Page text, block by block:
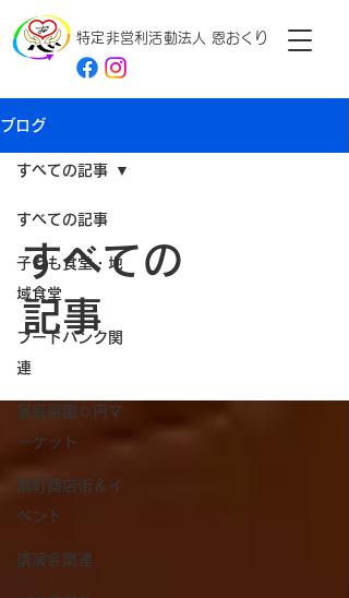
特定非営利活動法人 恩おくり
ブログ
すべての記事
子ども食堂・地
域食堂
フードバンク関
連
家庭菜園０円マ
ーケット
扇町商店街＆イ
ベント
講演会関連
すべての記事
すべての
記事